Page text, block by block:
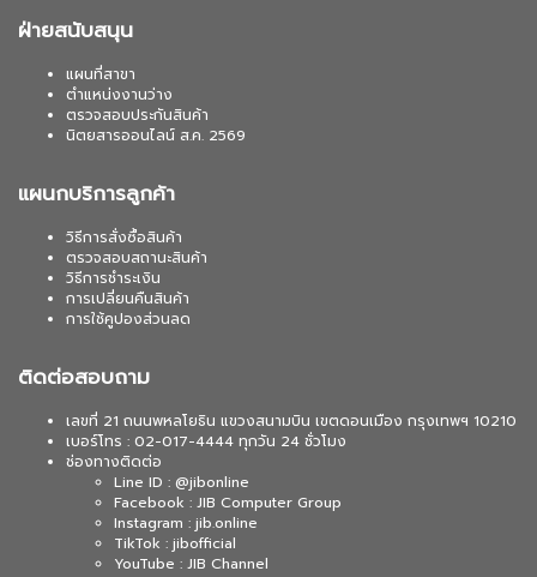
ฝ่ายสนับสนุน
แผนที่สาขา
ตำแหน่งงานว่าง
ตรวจสอบประกันสินค้า
นิตยสารออนไลน์ ส.ค. 2569
แผนกบริการลูกค้า
วิธีการสั่งซื้อสินค้า
ตรวจสอบสถานะสินค้า
วิธีการชำระเงิน
การเปลี่ยนคืนสินค้า
การใช้คูปองส่วนลด
ติดต่อสอบถาม
เลขที่ 21 ถนนพหลโยธิน แขวงสนามบิน เขตดอนเมือง กรุงเทพฯ 10210
เบอร์โทร : 02-017-4444 ทุกวัน 24 ชั่วโมง
ช่องทางติดต่อ
Line ID : @jibonline
Facebook : JIB Computer Group
Instagram : jib.online
TikTok : jibofficial
YouTube : JIB Channel